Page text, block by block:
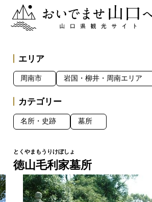
おいでませ山口へー山口県観光サイト
徳山毛利家墓所
エリア
周南市 岩国・柳井・周南エリア
カテゴリー
名所・史跡 墓所